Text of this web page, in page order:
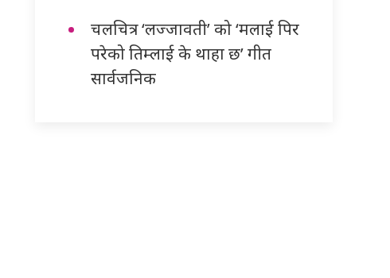
चलचित्र ‘लज्जावती’ को ‘मलाई पिर
परेको तिम्लाई के थाहा छ’ गीत
सार्वजनिक